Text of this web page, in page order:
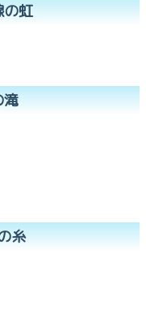
虹
糸